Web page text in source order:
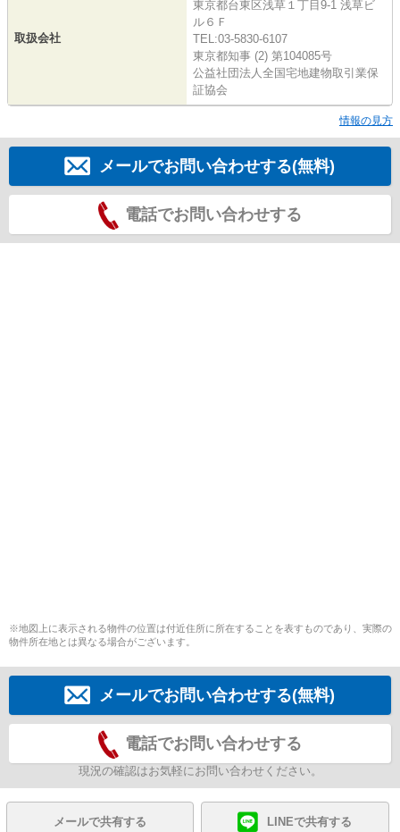
取扱会社
東京都台東区浅草１丁目9-1 浅草ビ
ル６Ｆ
TEL:03-5830-6107
東京都知事 (2) 第104085号
公益社団法人全国宅地建物取引業保
証協会
情報の見方
メールでお問い合わせする(無料)
電話でお問い合わせする
※地図上に表示される物件の位置は付近住所に所在することを表すものであり、実際の
物件所在地とは異なる場合がございます。
メールでお問い合わせする(無料)
電話でお問い合わせする
現況の確認はお気軽にお問い合わせください。
メールで共有する LINEで共有する